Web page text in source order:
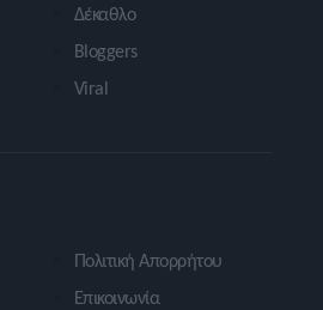
Δέκαθλο
Bloggers
Viral
Πολιτική Απορρήτου
Επικοινωνία